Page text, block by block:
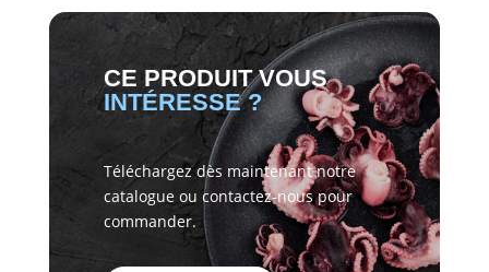
CE PRODUIT VOUS
INTÉRESSE ?
Téléchargez dès maintenant notre
catalogue ou contactez-nous pour
commander.